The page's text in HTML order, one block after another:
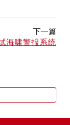
下一篇
海啸警报系统